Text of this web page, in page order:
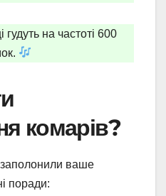
на частоті 600
комарів?
ваше
поради: